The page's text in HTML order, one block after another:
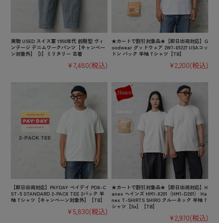
実物 USED スイス軍 1950年代 前期型 ヴィ
ンテージ デニムワークパンツ【キャンペー
ン対象外】【I】ミリタリー 古着
¥7,480(税込)
★カートで割引対象品★【即日出荷対応】G
oodwear グッドウェア 2W7-65227 USAコッ
トン パック 半袖 Tシャツ【TB】
¥2,200(税込)
【即日出荷対応】PAYDAY ペイデイ PD8-C
ST-5 STANDARD 2-PACK TEE 2パック 半
袖 Tシャツ【キャンペーン対象外】【TB】
¥5,830(税込)
★カートで割引対象品★【即日出荷対応】H
anes ヘインズ HM1-X201（HM1-D201） Ha
nes T-SHIRTS SHIRO クルーネック 半袖 T
シャツ【Sx】【TB】
¥2,970(税込)